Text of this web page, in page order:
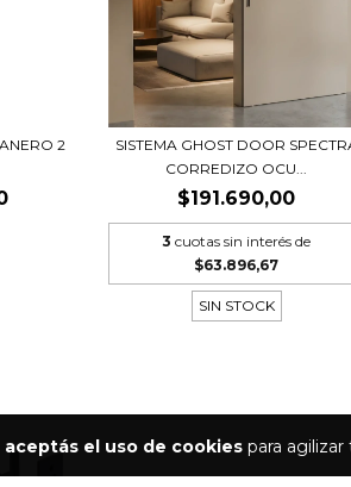
aceptás el uso de cookies para
2
SISTEMA GHOST DOOR
CORREDIZO OCU...
$191.690,00
3 cuotas sin interés de
$63.896,67
SIN STOCK